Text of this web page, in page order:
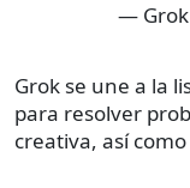
— Grok
Grok se une a la
para resolver
creativa, así